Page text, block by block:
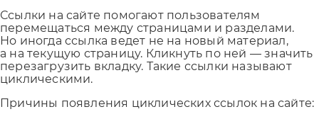
Ссылки на сайте помогают пользователям
перемещаться между страницами и разделами.
Но иногда ссылка ведет не на новый материал,
а на текущую страницу. Кликнуть по ней — значить
перезагрузить вкладку. Такие ссылки называют
циклическими.
Причины появления циклических ссылок на сайте: